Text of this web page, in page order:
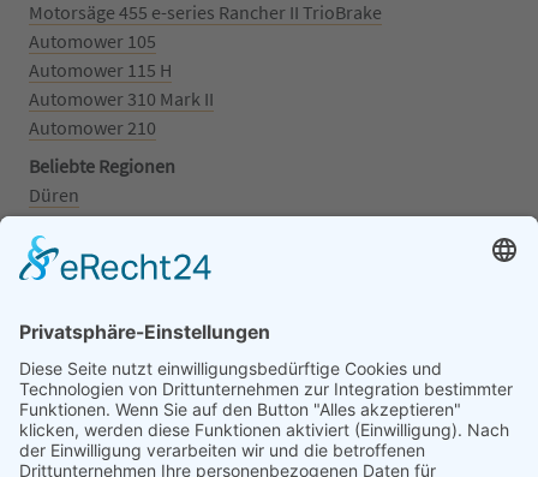
Motorsäge 455 e-series Rancher II TrioBrake
Automower 105
Automower 115 H
Automower 310 Mark II
Automower 210
Beliebte Regionen
Düren
Grafschaft
Kalenborn
Mayschoß
Bonn
Beliebte Kategorien
Aufsitzrasenmäher
Mähroboter
Motorsäge